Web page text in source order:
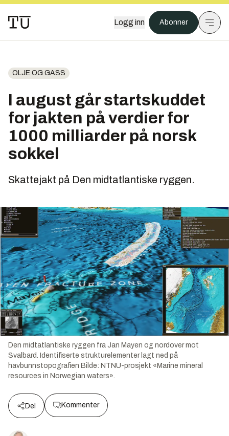
Logg inn Abonner
OLJE OG GASS
I august går startskuddet
for jakten på verdier for
1000 milliarder på norsk
sokkel
Skattejakt på Den midtatlantiske ryggen.
Den midtatlantiske ryggen fra Jan Mayen og nordover mot
Svalbard. Identifiserte strukturelementer lagt ned på
havbunnstopografien Bilde: NTNU-prosjekt «Marine mineral
resources in Norwegian waters».
Del Kommenter